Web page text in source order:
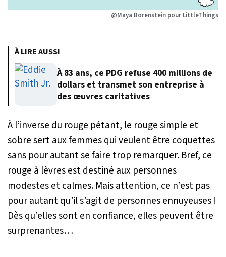
@Maya Borenstein pour LittleThings
À LIRE AUSSI
À 83 ans, ce PDG refuse 400 millions de
dollars et transmet son entreprise à
des œuvres caritatives
À l’inverse du rouge pétant, le rouge simple et
sobre sert aux femmes qui veulent être coquettes
sans pour autant se faire trop remarquer. Bref, ce
rouge à lèvres est destiné aux personnes
modestes et calmes. Mais attention, ce n’est pas
pour autant qu’il s’agit de personnes ennuyeuses !
Dès qu’elles sont en confiance, elles peuvent être
surprenantes…